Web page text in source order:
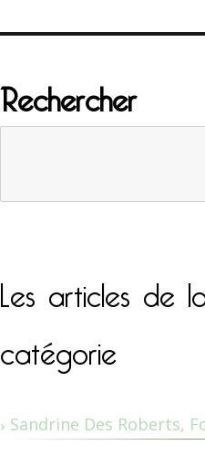
Rechercher
Les articles de
catégorie
Sandrine Des Roberts,